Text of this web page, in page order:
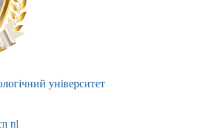
університет
nl